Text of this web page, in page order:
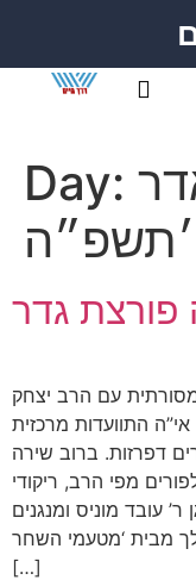
Day:
גדר
עם הרב יצחק
התוועדות מרכזית
דפרזות. ברוב שירה
מפי הרב, ריקודי
עובד מוניס ומנגנים
מבית ‘מטעמי השחר’.
[…]